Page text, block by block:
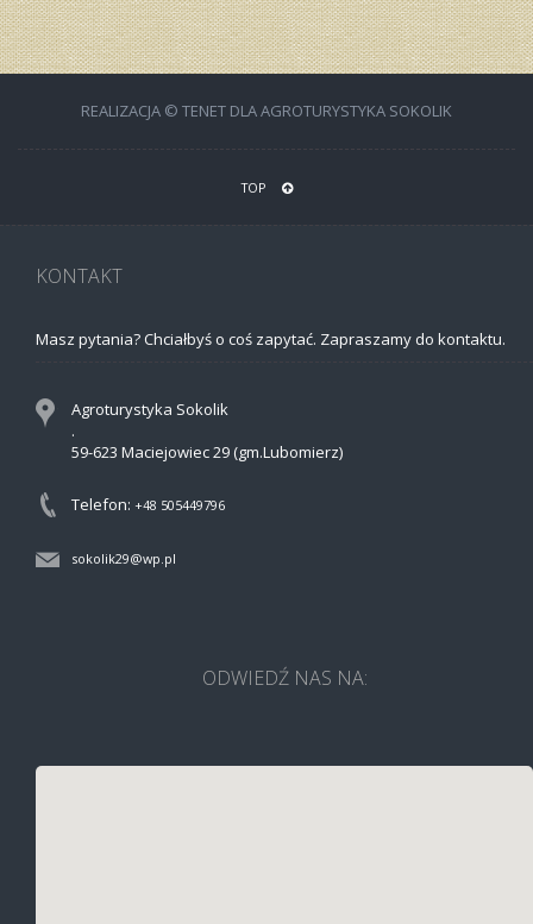
REALIZACJA © TENET DLA AGROTURYSTYKA SOKOLIK
TOP
KONTAKT
Masz pytania? Chciałbyś o coś zapytać. Zapraszamy do kontaktu.
Agroturystyka Sokolik
.
59-623 Maciejowiec 29 (gm.Lubomierz)
Telefon: +48 505449796
sokolik29@wp.pl
ODWIEDŹ NAS NA: